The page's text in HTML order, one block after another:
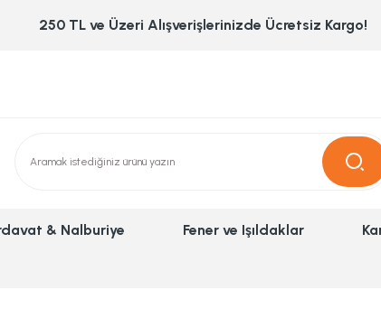
250 TL ve Üzeri Alışverişlerinizde Ücretsiz Kargo!
& Nalburiye Fener ve Işıldaklar